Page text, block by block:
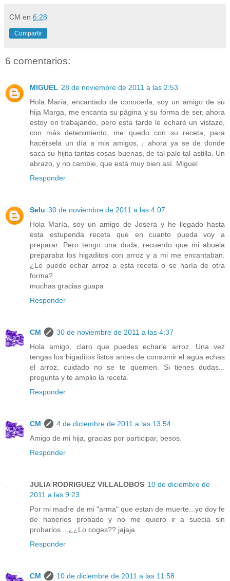
CM en 6:28
Compartir
6 comentarios:
MIGUEL 28 de noviembre de 2011 a las 2:53
Hola María, encantado de conocerla, soy un amigo de su
hija Marga, me encanta su página y su forma de ser, ahora
estoy en trabajando, pero esta tarde le echaré un vistazo,
con más detenimiento, me quedo con su receta, para
hacérsela un día a mis amigos, ¡ ahora ya se de donde
saca su hijita tantas cosas buenas, de tal palo tal astilla. Un
abrazo, y no cambie, que está muy bien así. Miguel
Responder
Selu 30 de noviembre de 2011 a las 4:07
Hola María, soy un amigo de Josera y he llegado hasta
esta estupenda receta que en cuanto pueda voy a
preparar. Pero tengo una duda, recuerdo que mi abuela
preparaba los higaditos con arroz y a mi me encantaban.
¿Le puedo echar arroz a esta receta o se haría de otra
forma?
muchas gracias guapa
Responder
CM
30 de noviembre de 2011 a las 4:37
Hola amigo, claro que puedes echarle arroz. Una vez
tengas los higaditos listos antes de consumir el agua echas
el arroz, cuidado no se te quemen. Si tienes dudas...
pregunta y te amplio la receta.
Responder
CM
4 de diciembre de 2011 a las 13:54
Amigo de mi hija, gracias por participar, besos.
Responder
JULIA RODRIGUEZ VILLALOBOS 10 de diciembre de
2011 a las 9:23
Por mi madre de mi "arma" que estan de muerte...yo doy fe
de haberlos probado y no me quiero ir a suecia sin
probarlos ...¿¿Lo coges?? jajaja .
Responder
CM
10 de diciembre de 2011 a las 11:58